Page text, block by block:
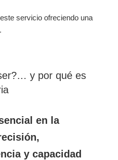
servicio ofreciendo una
y por qué es
en la
y capacidad